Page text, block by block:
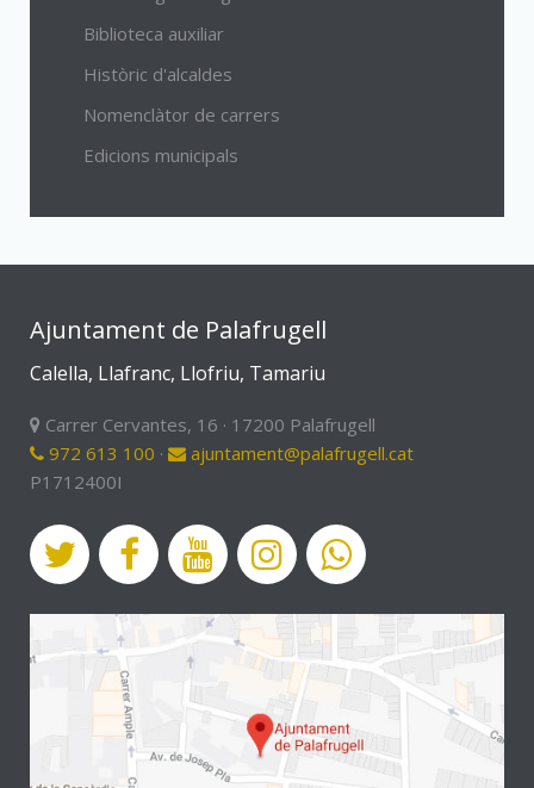
Biblioteca auxiliar
Històric d'alcaldes
Nomenclàtor de carrers
Edicions municipals
Ajuntament de Palafrugell
Calella, Llafranc, Llofriu, Tamariu
Carrer Cervantes, 16 · 17200 Palafrugell
972 613 100 ·
ajuntament@palafrugell.cat
P1712400I